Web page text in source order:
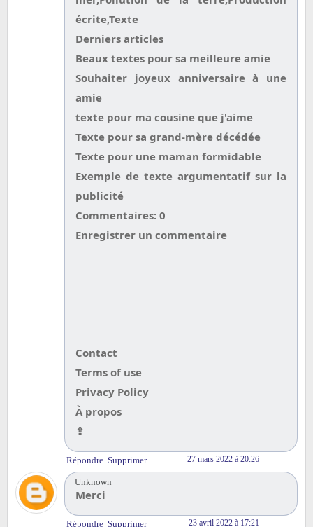
27 mars 2022 à 20:26
écrite,Texte
Derniers articles
Beaux textes pour sa meilleure amie
Souhaiter joyeux anniversaire à une
amie
texte pour ma cousine que j'aime
Texte pour sa grand-mère décédée
Texte pour une maman formidable
Exemple de texte argumentatif sur la
publicité
Commentaires: 0
Enregistrer un commentaire
Contact
Terms of use
Privacy Policy
À propos
⇪
Répondre Supprimer
Unknown
23 avril 2022 à 17:21
Merci
Répondre Supprimer